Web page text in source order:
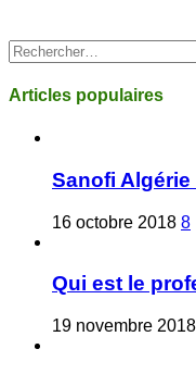
Rechercher :
Articles populaires
Sanofi Algérie
16 octobre 2018 8
Qui est le
19 novembre 2018